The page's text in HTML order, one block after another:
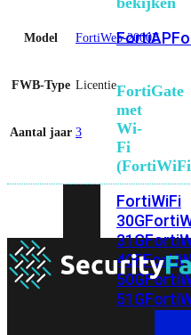
FortiAP
FortiGate
met
Wi-
Fi
FortiWiFi
30G
31G
40F
50G
51G
Model FortiWeb-2000F
FWB-Type Licentie
Aantal jaar 3